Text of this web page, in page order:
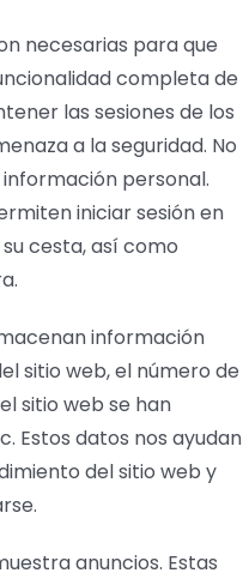
necesarias para que
completa de
las sesiones de los
a la seguridad. No
personal.
iniciar sesión en
cesta, así como
información
sitio web, el número de
sitio web se han
Estos datos nos ayudan
del sitio web y
anuncios. Estas